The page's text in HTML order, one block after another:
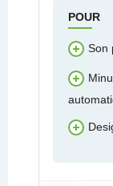
POUR
Son